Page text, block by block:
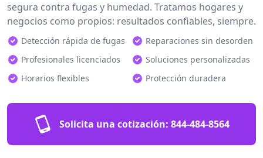
segura contra fugas y humedad. Tratamos hogares y
negocios como propios: resultados confiables, siempre.
Detección rápida de fugas
Reparaciones sin desorden
Profesionales licenciados
Soluciones personalizadas
Horarios flexibles
Protección duradera
Solicita una cotización: 844-484-8564